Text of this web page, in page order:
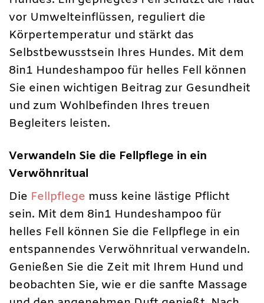
vor Umwelteinflüssen, reguliert die
Körpertemperatur und stärkt das
Selbstbewusstsein Ihres Hundes. Mit dem
8in1 Hundeshampoo für helles Fell können
Sie einen wichtigen Beitrag zur Gesundheit
und zum Wohlbefinden Ihres treuen
Begleiters leisten.
Verwandeln Sie die Fellpflege in ein
Verwöhnritual
Die Fellpflege muss keine lästige Pflicht
sein. Mit dem 8in1 Hundeshampoo für
helles Fell können Sie die Fellpflege in ein
entspannendes Verwöhnritual verwandeln.
Genießen Sie die Zeit mit Ihrem Hund und
beobachten Sie, wie er die sanfte Massage